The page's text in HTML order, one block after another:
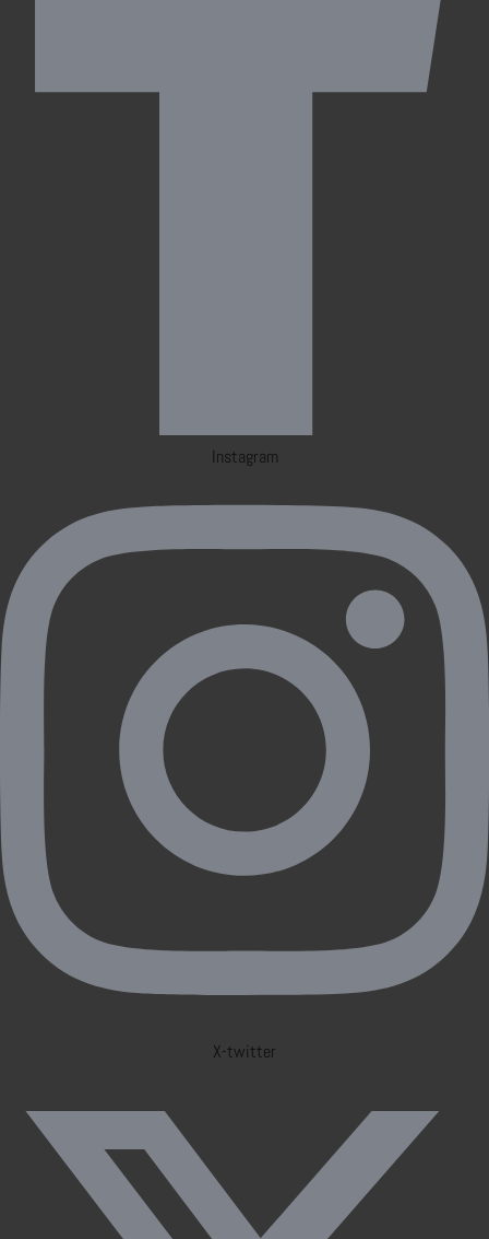
Instagram
X-twitter